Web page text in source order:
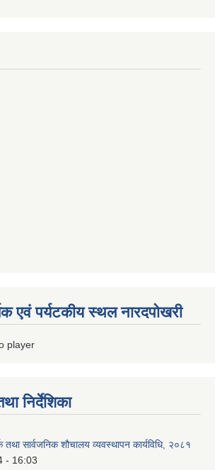
एवं पर्यटकीय स्थल नारदपोखरी
निर्देशिका
तथा सार्वजनिक शौचालय व्यवस्थापन कार्यविधि, २०८१
- 16:03